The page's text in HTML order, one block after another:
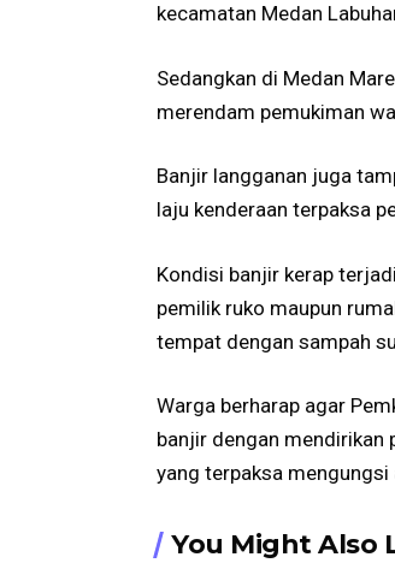
kecamatan Medan
Sedangkan di Medan
merendam pemukiman
Banjir langganan juga
laju kenderaan terpaksa
Kondisi banjir kerap
pemilik ruko maupun
tempat dengan sampah
Warga berharap agar
banjir dengan mendirikan
yang terpaksa
You Might Also